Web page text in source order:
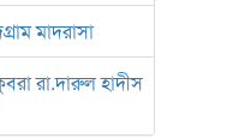
মাদরাসা
রা.দারুল হাদীস